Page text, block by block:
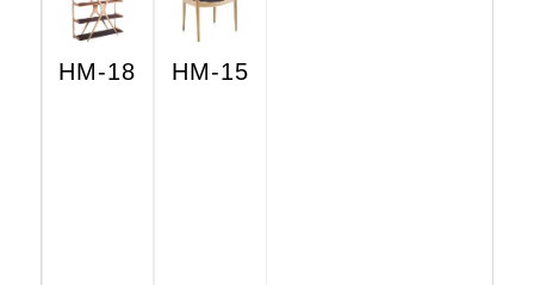
HM-18 HM-15